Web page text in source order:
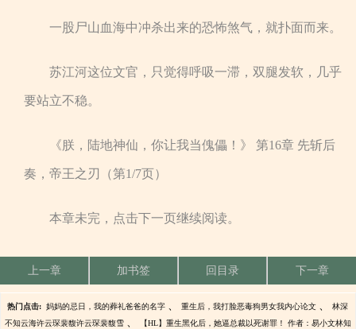
一股尸山血海中冲杀出来的恐怖煞气，就扑面而来。
苏江河这位文官，只觉得呼吸一滞，双腿发软，几乎
要站立不稳。
《朕，陆地神仙，你让我当傀儡！》 第16章 先斩后
奏，帝王之刃（第1/7页）
本章未完，点击下一页继续阅读。
上一章 加书签 回目录 下一章
热门点击: 妈妈的忌日，我的葬礼爸爸的名字 、 重生后，我打脸恶毒狗男女我内心论文 、 林深
不知云海许云琛裴馥许云琛裴馥雪 、 【HL】重生黑化后，她逼总裁以死谢罪！ 作者：易小文林知